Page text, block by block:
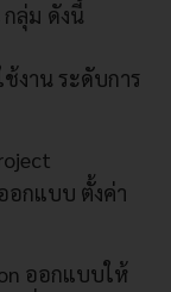
ลุ่ม ดังนี้
งาน ระดับการ
อกแบบ ตั้งค่า
ออกแบบให้